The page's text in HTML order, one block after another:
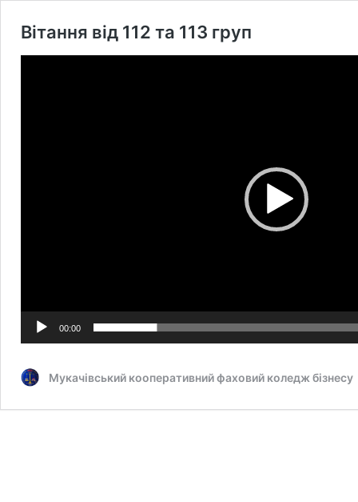
Вітання від 112 та 113 груп
00:00
Мукачівський кооперативний фаховий коледж бізнесу